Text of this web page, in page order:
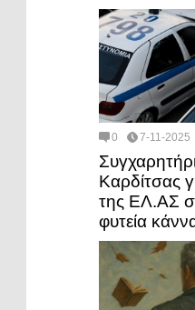
0 7-11-2025
Καρδίτσας
της ΕΛ.ΑΣ
φυτεία